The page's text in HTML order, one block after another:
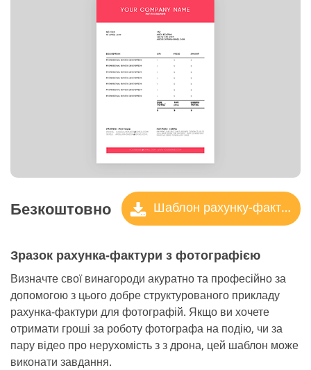
Безкоштовно Шаблон рахунку-фактури
Зразок рахунка-фактури з фотографією
Визначте свої винагороди акуратно та професійно за
допомогою з цього добре структурованого прикладу
рахунка-фактури для фотографій. Якщо ви хочете
отримати гроші за роботу фотографа на подію, чи за
пару відео про нерухомість з з дрона, цей шаблон може
виконати завдання.